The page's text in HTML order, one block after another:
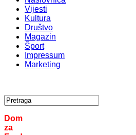
Vijesti
Kultura
Društvo
Magazin
Šport
Impressum
Marketing
Dom
za